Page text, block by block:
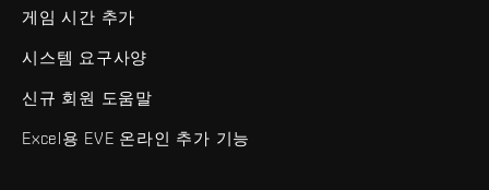
게임 시간 추가
시스템 요구사양
신규 회원 도움말
Excel용 EVE 온라인 추가 기능